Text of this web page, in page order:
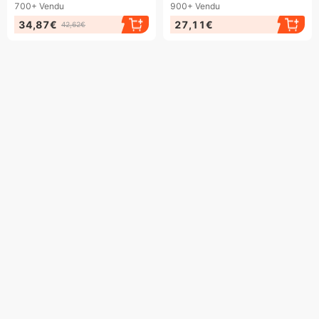
900+ Vendu
27,11€
700+ Vendu
34,87€ 42,62€